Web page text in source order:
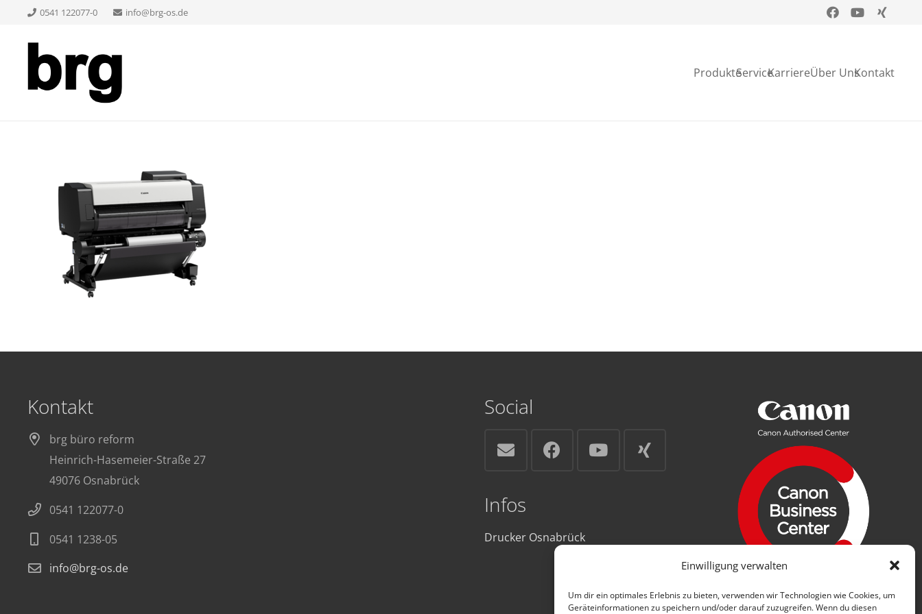
Einwilligung verwalten
Um dir ein optimales Erlebnis zu bieten, verwenden wir Technologien wie Cookies, um
Geräteinformationen zu speichern und/oder darauf zuzugreifen. Wenn du diesen
0541 122077-0 info@brg-os.de
ProdukteServiceKarriereÜber UnsKontakt
Kontakt
brg büro reform
Heinrich-Hasemeier-Straße 27
49076 Osnabrück
0541 122077-0
0541 1238-05
info@brg-os.de
Social
Infos
Drucker Osnabrück